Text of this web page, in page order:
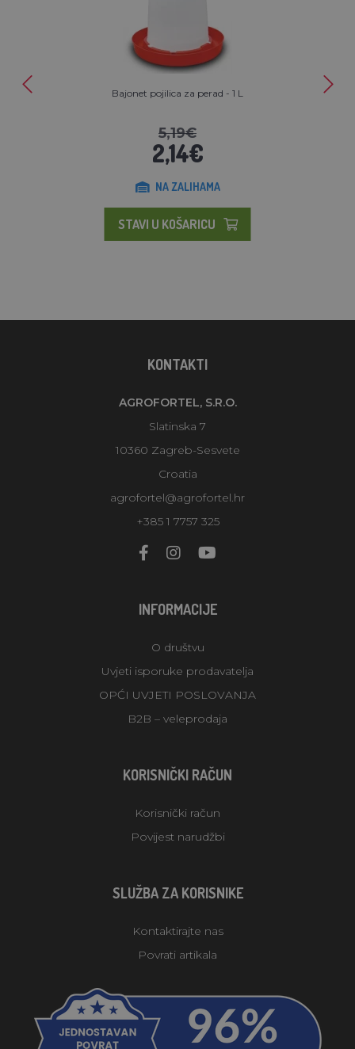
Bajonet pojilica za perad - 1 L
5,19€
2,14€
NA ZALIHAMA
STAVI U KOŠARICU
KONTAKTI
AGROFORTEL, S.R.O.
Slatinska 7
10360 Zagreb-Sesvete
Croatia
agrofortel@agrofortel.hr
+385 1 7757 325
INFORMACIJE
O društvu
Uvjeti isporuke prodavatelja
OPĆI UVJETI POSLOVANJA
B2B – veleprodaja
KORISNIČKI RAČUN
Korisnički račun
Povijest narudžbi
SLUŽBA ZA KORISNIKE
Kontaktirajte nas
Povrati artikala